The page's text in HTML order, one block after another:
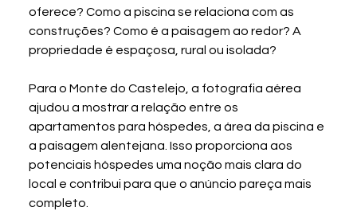
oferece? Como a piscina se relaciona com as
construções? Como é a paisagem ao redor? A
propriedade é espaçosa, rural ou isolada?
Para o Monte do Castelejo, a fotografia aérea
ajudou a mostrar a relação entre os
apartamentos para hóspedes, a área da piscina e
a paisagem alentejana. Isso proporciona aos
potenciais hóspedes uma noção mais clara do
local e contribui para que o anúncio pareça mais
completo.